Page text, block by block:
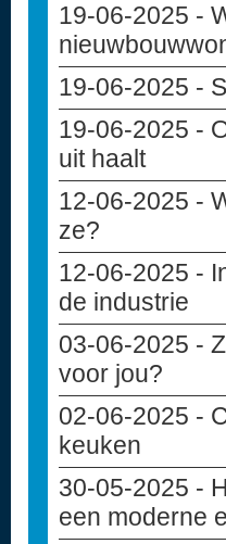
19-06-2025 -
19-06-2025 -
19-06-2025 -
uit haalt
12-06-2025 -
ze?
12-06-2025 -
de industrie
03-06-2025 -
voor jou?
02-06-2025 -
keuken
30-05-2025 -
een moderne